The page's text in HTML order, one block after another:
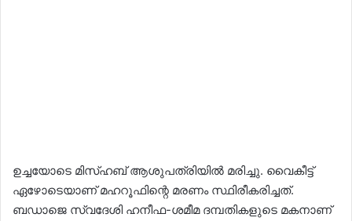
ഉച്ചയോടെ മിസ്ഹബ് ആശുപത്രിയില്‍ മരിച്ചു. വൈകീട്ട്
ഏഴോടെയാണ് മഹറൂഫിന്റെ മരണം സ്ഥിരീകരിച്ചത്.
ബഡാജെ സ്വദേശി ഹനീഫ-ശമീമ ദമ്പതികളുടെ മകനാണ്